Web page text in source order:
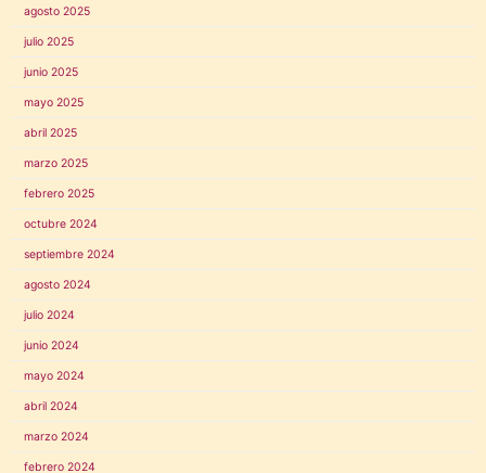
agosto 2025
julio 2025
junio 2025
mayo 2025
abril 2025
marzo 2025
febrero 2025
octubre 2024
septiembre 2024
agosto 2024
julio 2024
junio 2024
mayo 2024
abril 2024
marzo 2024
febrero 2024